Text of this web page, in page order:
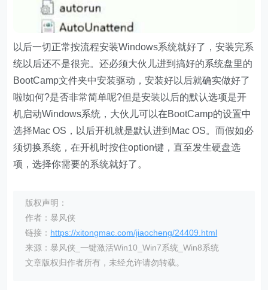
以后一切正常按流程安装Windows系统就好了，安装完系
统以后还不是很完。还必须大伙儿进到搞好的系统盘里的
BootCamp文件夹中安装驱动，安装好以后就确实做好了
啦!如何?是否非常简单呢?但是安装以后的默认选项是开
机启动Windows系统，大伙儿可以在BootCamp的设置中
选择Mac OS，以后开机就是默认进到Mac OS。而假如必
须切换系统，在开机时按住option键，直至发生硬盘选
项，选择你需要的系统就好了。
版权声明：
作者：暴风侠
链接： https://xitongmac.com/jiaocheng/24409.html
来源：暴风侠_一键激活Win10_Win7系统_Win8系统
文章版权归作者所有，未经允许请勿转载。